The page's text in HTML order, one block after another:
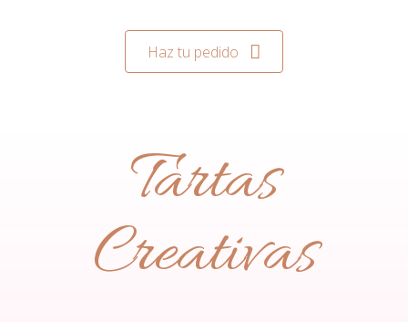
Haz tu pedido
Tartas
Creativas